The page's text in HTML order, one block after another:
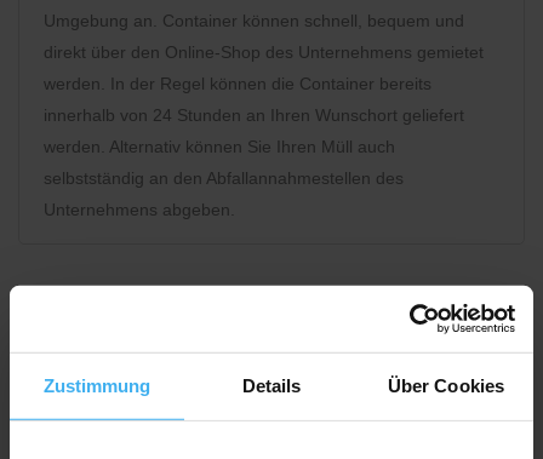
Zustimmung Details Über Cookies
Umgebung an. Container können schnell, bequem und
direkt über den Online-Shop des Unternehmens gemietet
werden. In der Regel können die Container bereits
innerhalb von 24 Stunden an Ihren Wunschort geliefert
werden. Alternativ können Sie Ihren Müll auch
selbstständig an den Abfallannahmestellen des
Unternehmens abgeben.
Bewerten Sie uns